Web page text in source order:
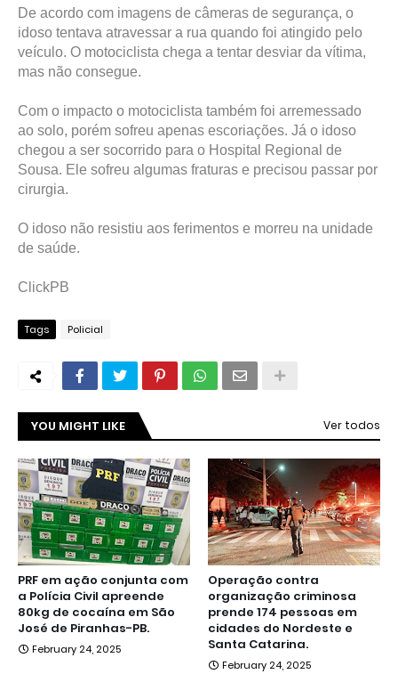
De acordo com imagens de câmeras de segurança, o
idoso tentava atravessar a rua quando foi atingido pelo
veículo. O motociclista chega a tentar desviar da vítima,
mas não consegue.
Com o impacto o motociclista também foi arremessado
ao solo, porém sofreu apenas escoriações. Já o idoso
chegou a ser socorrido para o Hospital Regional de
Sousa. Ele sofreu algumas fraturas e precisou passar por
cirurgia.
O idoso não resistiu aos ferimentos e morreu na unidade
de saúde.
ClickPB
Tags Policial
YOU MIGHT LIKE Ver todos
PRF em ação conjunta com
a Polícia Civil apreende
80kg de cocaína em São
José de Piranhas-PB.
February 24, 2025
Operação contra
organização criminosa
prende 174 pessoas em
cidades do Nordeste e
Santa Catarina.
February 24, 2025